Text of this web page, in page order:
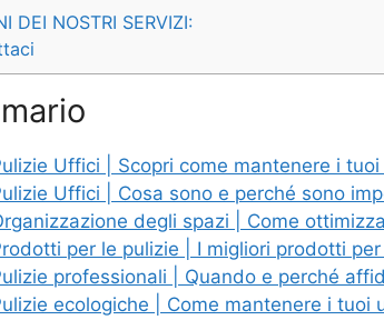
DEI NOSTRI SERVIZI:
Uffici | Scopri come mantenere i
Uffici | Cosa sono e perché sono
degli spazi | Come
per le pulizie | I migliori prodotti
professionali | Quando e perché
ecologiche | Come mantenere i tuoi